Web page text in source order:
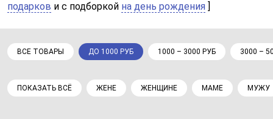
подарков и c подборкой на день рождения ]
ВСЕ ТОВАРЫ ДО 1000 РУБ 1000 – 3000 РУБ 3000 –
ПОКАЗАТЬ ВСЁ ЖЕНЕ ЖЕНЩИНЕ МАМЕ МУЖУ